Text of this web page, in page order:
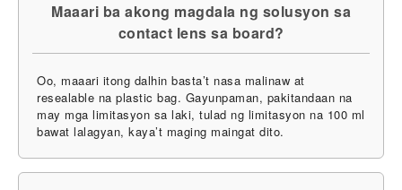
Maaari ba akong magdala ng solusyon sa
contact lens sa board?
Oo, maaari itong dalhin basta’t nasa malinaw at
resealable na plastic bag. Gayunpaman, pakitandaan na
may mga limitasyon sa laki, tulad ng limitasyon na 100 ml
bawat lalagyan, kaya’t maging maingat dito.